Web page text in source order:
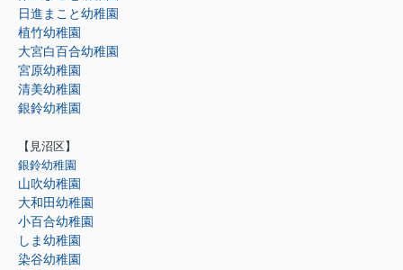
日進まこと幼稚園
植竹幼稚園
大宮白百合幼稚園
宮原幼稚園
清美幼稚園
銀鈴幼稚園
【見沼区】
銀鈴幼稚園
山吹幼稚園
大和田幼稚園
小百合幼稚園
しま幼稚園
染谷幼稚園